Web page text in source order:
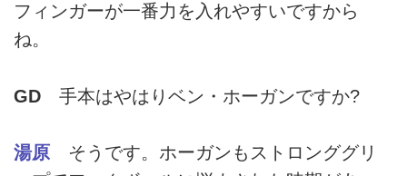
フィンガーが一番力を入れやすいですから
ね。
GD 手本はやはりベン・ホーガンですか?
湯原 そうです。ホーガンもストロンググリ